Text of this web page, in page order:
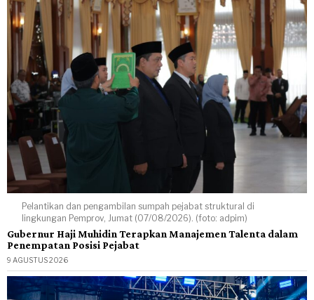
Pelantikan dan pengambilan sumpah pejabat struktural di
lingkungan Pemprov, Jumat (07/08/2026). (foto: adpim)
Gubernur Haji Muhidin Terapkan Manajemen Talenta dalam
Penempatan Posisi Pejabat
9 AGUSTUS 2026